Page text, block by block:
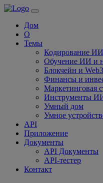
Дом
О
Темы
Кодирование ИИ
Обучение ИИ и
Блокчейн и Web3
Финансы и
Маркетинговая
Инструменты
Умный дом
Умное
API
Приложение
Документы
API Документы
API-тестер
Контакт